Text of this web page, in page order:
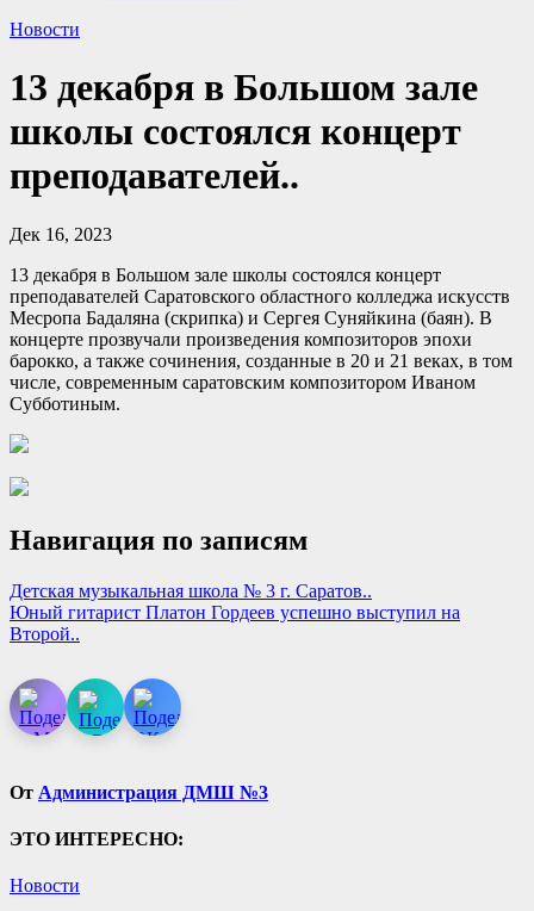
Новости
13 декабря в Большом зале
школы состоялся концерт
преподавателей..
Дек 16, 2023
13 декабря в Большом зале школы состоялся концерт
преподавателей Саратовского областного колледжа искусств
Месропа Бадаляна (скрипка) и Сергея Суняйкина (баян). В
концерте прозвучали произведения композиторов эпохи
барокко, а также сочинения, созданные в 20 и 21 веках, в том
числе, современным саратовским композитором Иваном
Субботиным.
Навигация по записям
Детская музыкальная школа № 3 г. Саратов..
Юный гитарист Платон Гордеев успешно выступил на
Второй..
От Администрация ДМШ №3
ЭТО ИНТЕРЕСНО:
Новости